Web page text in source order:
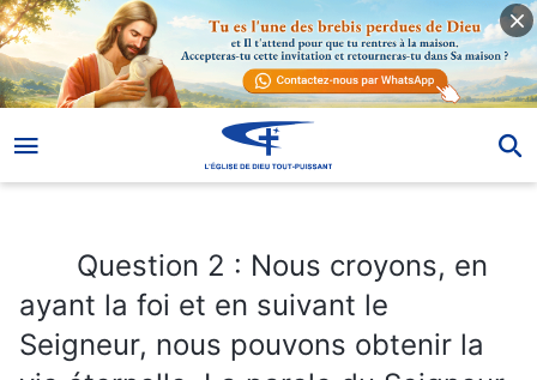
Question 2 : Nous croyons, en
ayant la foi et en suivant le
Seigneur, nous pouvons obtenir la